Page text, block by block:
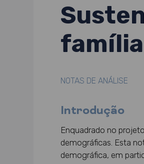
família
NOTAS DE ANÁLISE
Introdução
Enquadrado no projeto
demográficas. Esta
demográfica, em